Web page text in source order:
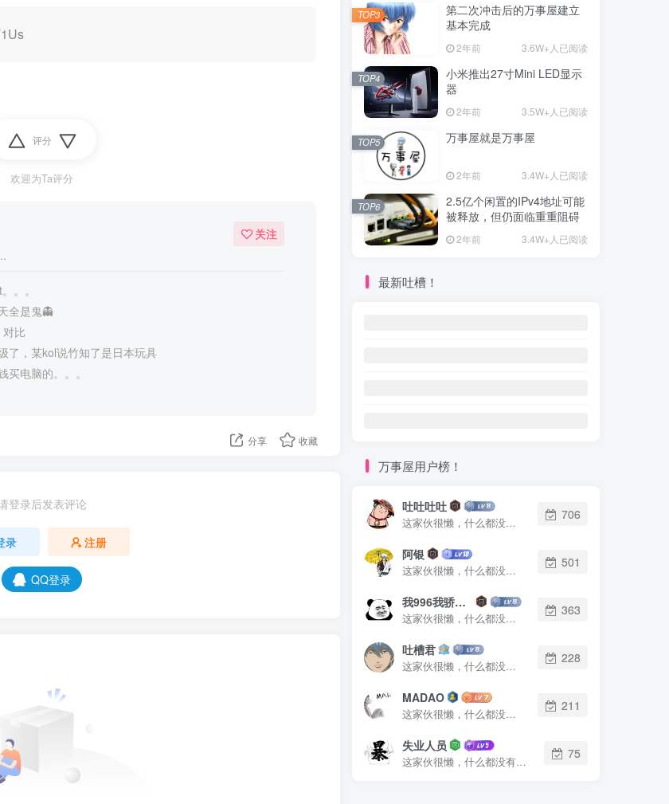
评分
欢迎为Ta评分
关注
。。
全是鬼👻
比
了，某kol说竹知了是日本玩具
电脑的。。。
分享 收藏
登录后发表评论
录 注册
QQ登录
第二次冲击后的万事屋建立
基本完成
2年前 3.6W+人已阅读
TOP3
小米推出27寸Mini LED显示
器
2年前 3.5W+人已阅读
TOP4
万事屋就是万事屋
2年前 3.4W+人已阅读
TOP5
2.5亿个闲置的IPv4地址可能
被释放，但仍面临重重阻碍
2年前 3.4W+人已阅读
TOP6
最新吐槽！
万事屋用户榜！
吐吐吐吐
这家伙很懒，什么都没有写...
706
阿银
这家伙很懒，什么都没有写...
501
我996我骄傲了么
这家伙很懒，什么都没有写...
363
吐槽君
这家伙很懒，什么都没有写...
228
MADAO
这家伙很懒，什么都没有写...
211
失业人员
这家伙很懒，什么都没有写...
75